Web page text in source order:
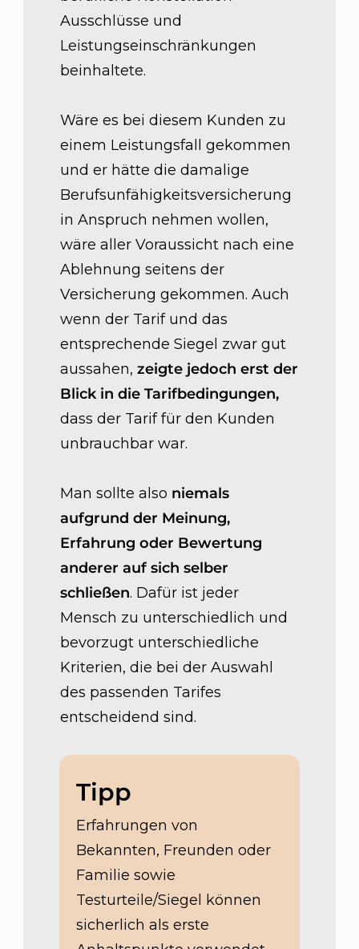
Ausschlüsse und
Leistungseinschränkungen
beinhaltete.
Wäre es bei diesem Kunden zu
einem Leistungsfall gekommen
und er hätte die damalige
Berufsunfähigkeitsversicherung
in Anspruch nehmen wollen,
wäre aller Voraussicht nach eine
Ablehnung seitens der
Versicherung gekommen. Auch
wenn der Tarif und das
entsprechende Siegel zwar gut
aussahen,zeigte jedoch erst der
Blick in die Tarifbedingungen,
dass der Tarif für den Kunden
unbrauchbar war.
Man sollte also niemals
aufgrund der Meinung,
Erfahrung oder Bewertung
anderer auf sich selber
schließen. Dafür ist jeder
Mensch zu unterschiedlich und
bevorzugt unterschiedliche
Kriterien, die bei der Auswahl
des passenden Tarifes
entscheidend sind.
Tipp
Erfahrungen von
Bekannten, Freunden oder
Familie sowie
Testurteile/Siegel können
sicherlich als erste